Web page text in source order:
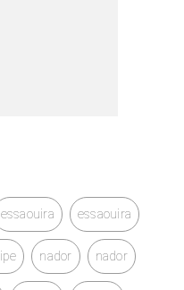
essaouira essaouira
nador nador